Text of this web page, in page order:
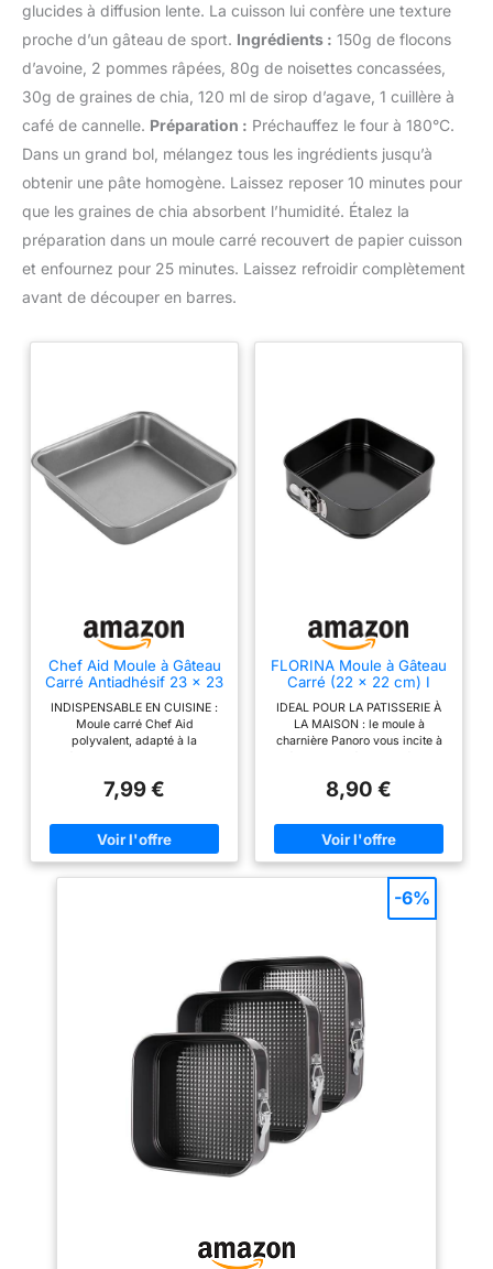
glucides à diffusion lente. La cuisson lui confère une texture
proche d’un gâteau de sport. Ingrédients : 150g de flocons
d’avoine, 2 pommes râpées, 80g de noisettes concassées,
30g de graines de chia, 120 ml de sirop d’agave, 1 cuillère à
café de cannelle. Préparation : Préchauffez le four à 180°C.
Dans un grand bol, mélangez tous les ingrédients jusqu’à
obtenir une pâte homogène. Laissez reposer 10 minutes pour
que les graines de chia absorbent l’humidité. Étalez la
préparation dans un moule carré recouvert de papier cuisson
et enfournez pour 25 minutes. Laissez refroidir complètement
avant de découper en barres.
Chef Aid Moule à Gâteau
Carré Antiadhésif 23 x 23
Adapté pour Tous Types
de Gâteaux, Lasagnes ou
Hachis Parmentier
INDISPENSABLE EN CUISINE :
Moule carré Chef Aid
polyvalent, adapté à la
au four comme les lasagnes ou
ANTIADHÉSIF : Ce moule à
gâteau carré Chef Aid est
équipé d'un revêtement
capacité adaptée pour préparer
MATÉRIAU RÉSISTANT : Moule
à pâtisserie fabriqué en acier
au carbone durable, conçu pour
une utilisation quotidienne ;
sans BPA, sans PFOA et sans
PTFE AIDE CUISINIER : La
gamme d'ustensiles de cuisine
antiadhésifs Chef Aid est une
collection très appréciée et
populaire de 25 produits qui
répond à tous les besoins et
7,99 €
FLORINA Moule à Gâteau
Carré (22 x 22 cm) I
Fermeture à Levier I
Revêtement Antiadhésif I
Moule en Acier au
Cuisson de Gâteaux et
Tartes
IDEAL POUR LA PATISSERIE À
LA MAISON : le moule à
charnière Panoro vous incite à
vos douceurs préférées sans
adaptées à vos besoins. Cette
solution ne sera pas seulement
agréable, mais aussi
Florina proposé mesure 22x22
cm. MATÉRIAU : le moule à
gâteaux Panoro, fabriqué en
exceptionnellement résistant
aux dommages ou aux
déformations dus à une
utilisation à haute température.
CUISSON ANTIHÉRENTE :
L'intérieur du moule à gâteau est
doté d'un revêtement
antiadhésif qui empêche les
aliments d'adhérer, facilite le
démoulage et est facile à
nettoyer. FACILITE DE COUPE
ET DE DÉCORATION DE
moule à gâteau est disponible
8,90 €
-6%